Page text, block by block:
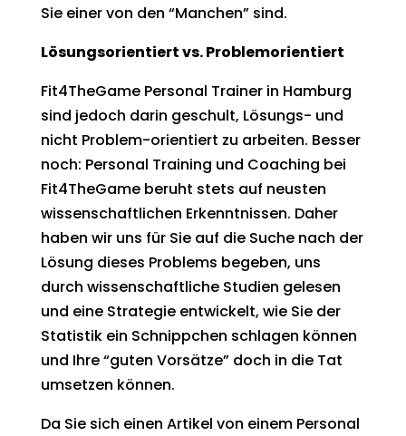
Sie einer von den “Manchen” sind.
Lösungsorientiert vs. Problemorientiert
Fit4TheGame Personal Trainer in Hamburg
sind jedoch darin geschult, Lösungs- und
nicht Problem-orientiert zu arbeiten. Besser
noch: Personal Training und Coaching bei
Fit4TheGame beruht stets auf neusten
wissenschaftlichen Erkenntnissen. Daher
haben wir uns für Sie auf die Suche nach der
Lösung dieses Problems begeben, uns
durch wissenschaftliche Studien gelesen
und eine Strategie entwickelt, wie Sie der
Statistik ein Schnippchen schlagen können
und Ihre “guten Vorsätze” doch in die Tat
umsetzen können.
Da Sie sich einen Artikel von einem Personal